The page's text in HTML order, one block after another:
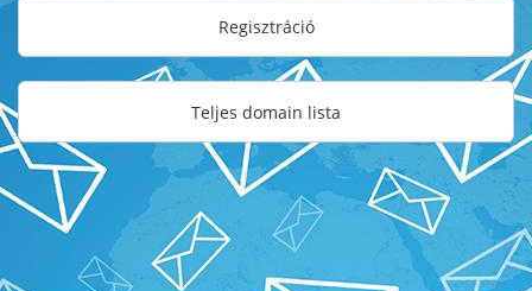
Regisztráció
Teljes domain lista